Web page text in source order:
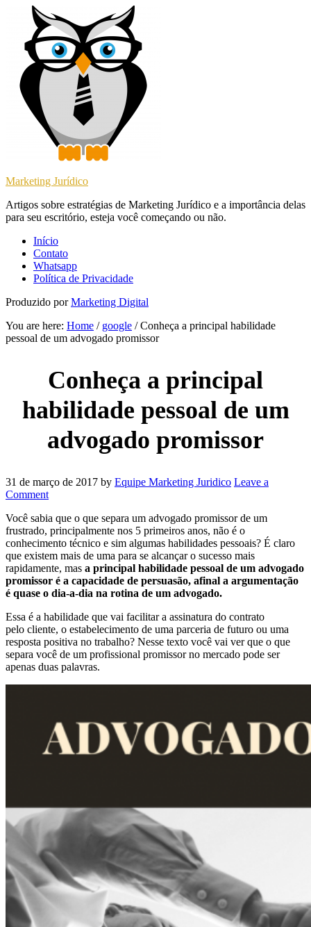
Marketing Jurídico
Artigos sobre estratégias de Marketing Jurídico e a importância delas
para seu escritório, esteja você começando ou não.
Início
Contato
Whatsapp
Política de Privacidade
Produzido porMarketing Digital
You are here: Home / google /Conheça a principal habilidade
pessoal de um advogado promissor
Conheça a principal
habilidade pessoal de um
advogado promissor
31 de março de 2017 by Equipe Marketing Juridico Leave a
Comment
Você sabia que o que separa um advogado promissor de um
frustrado, principalmente nos 5 primeiros anos, não é o
conhecimento técnico e sim algumas habilidades pessoais? É claro
que existem mais de uma para se alcançar o sucesso mais
rapidamente, mas a principal habilidade pessoal de um advogado
promissor é a capacidade de persuasão, afinal a argumentação
é quase o dia-a-dia na rotina de um advogado.
Essa é a habilidade que vai facilitar a assinatura do contrato
pelo cliente, o estabelecimento de uma parceria de futuro ou uma
resposta positiva no trabalho? Nesse texto você vai ver que o que
separa você de um profissional promissor no mercado pode ser
apenas duas palavras.